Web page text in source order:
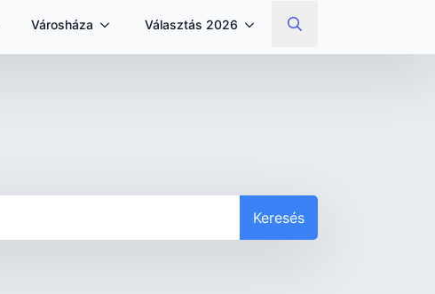
Városháza Választás 2026
Search
Keresés